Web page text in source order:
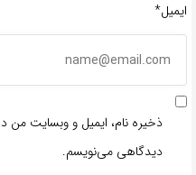
ایمیل*
ذخیره نام، ایمیل و وبسایت من
دیدگاهی می‌نویسم.